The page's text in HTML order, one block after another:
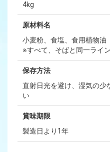
4kg
原材料名
小麦粉、食塩、食用植物油
※すべて、そばと同一ライ
保存方法
直射日光を避け、湿気の少
い
賞味期限
製造日より1年